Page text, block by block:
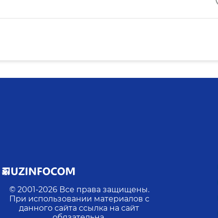
© 2001-2026 Все права защищены.
При использовании материалов с
данного сайта ссылка на сайт